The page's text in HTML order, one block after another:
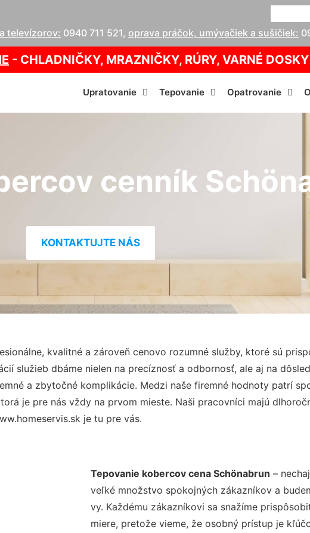
televízorov: 0940 711 521, oprava práčok, umývačiek a sušičiek:
- CHLADNIČKY, MRAZNIČKY, RÚRY, VARNÉ
Upratovanie Tepovanie Opatrovanie
cenník
KONTAKTUJTE NÁS
kvalitné a zároveň cenovo rozumné služby, ktoré sú
služieb dbáme nielen na precíznosť a odbornosť, ale aj na
a zbytočné komplikácie. Medzi naše firemné hodnoty patrí
je pre nás vždy na prvom mieste. Naši pracovníci majú
je tu pre vás.
Tepovanie kobercov cena Schönabrun –
veľké množstvo spokojných zákazníkov a
vy. Každému zákazníkovi sa snažíme
miere, pretože vieme, že osobný prístup je